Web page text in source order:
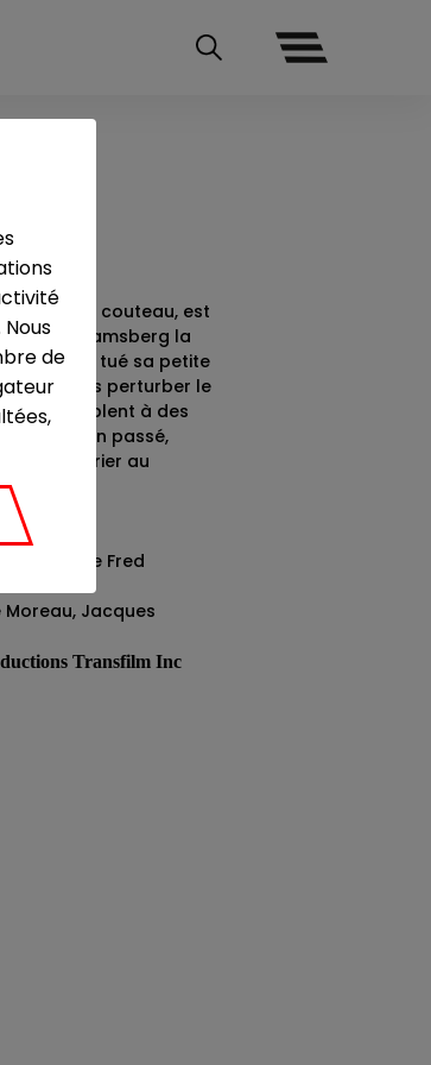
coups de couteau, est
Adamsberg la
d'avoir tué sa petite
néanmoins perturber le
ressemblent à des
à son passé,
ce meurtrier au
roman de Fred
Jacques
Transfilm Inc
de